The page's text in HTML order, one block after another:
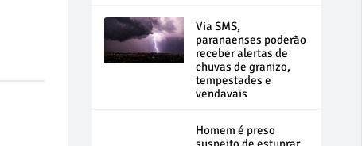
Via SMS,
paranaenses poderão
receber alertas de
chuvas de granizo,
tempestades e
vendavais
Homem é preso